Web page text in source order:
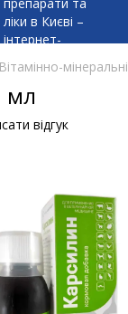
Вітамінно-мінеральні
мл
відгук